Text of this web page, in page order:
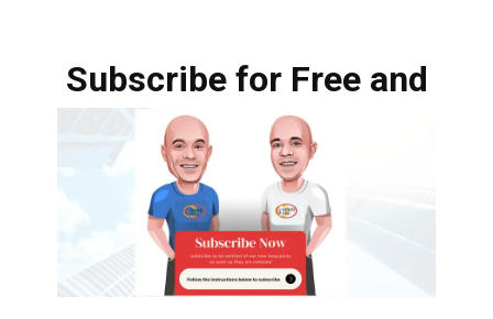
Subscribe for Free and